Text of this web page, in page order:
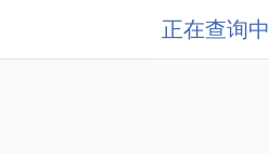
正在查询中